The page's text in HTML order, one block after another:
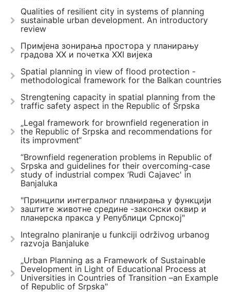
Qualities of resilient city in systems of planning
sustainable urban development. An introductory
review
Примјена зонирања простора у планирању
градова ХХ и почетка ХХI вијека
Spatial planning in view of flood protection -
methodological framework for the Balkan countries
Strengtening capacity in spatial planning from the
traffic safety aspect in the Republic of Srpska
„Legal framework for brownfield regeneration in
the Republic of Srpska and recommendations for
its improvment“
“Brownfield regeneration problems in Republic of
Srpska and guidelines for their overcoming-case
study of industrial compex ‘Rudi Cajavec' in
Banjaluka
"Принципи интегралног планирања у функцији
заштите животне средине -законски оквир и
планерска пракса у Републици Српској"
Integralno planiranje u funkciji održivog urbanog
razvoja Banjaluke
„Urban Planning as a Framework of Sustainable
Development in Light of Educational Process at
Universities in Countries of Transition –an Example
of Republic of Srpska"